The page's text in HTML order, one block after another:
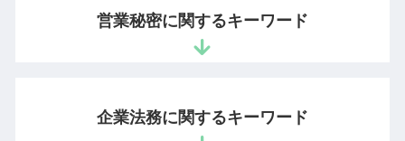
著作権侵害 弁護士
商標権 違反
商標権 侵害 とは
営業秘密に関するキーワード
不正競争防止法 違反
企業法務に関するキーワード